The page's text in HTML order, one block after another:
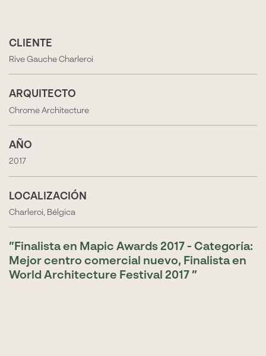
CLIENTE
Rive Gauche Charleroi
ARQUITECTO
Chrome Architecture
AÑO
2017
LOCALIZACIÓN
Charleroi, Bélgica
Finalista en Mapic Awards 2017 - Categoría:
Mejor centro comercial nuevo, Finalista en
World Architecture Festival 2017